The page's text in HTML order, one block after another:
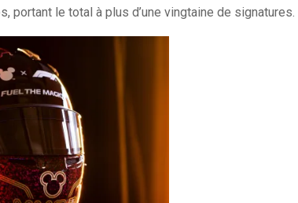
portant le total à plus d’une vingtaine de signatures.